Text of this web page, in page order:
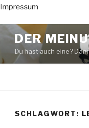
Impressum
Zum
Inhalt
springen
DER
Du hast auch eine?
SCHLAGWORT: